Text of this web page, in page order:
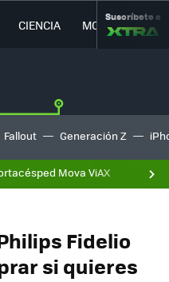
CIENCIA MOVILIDAD
Suscríbete a
Fallout Generación Z
Mova ViAX
Fidelio
si quieres